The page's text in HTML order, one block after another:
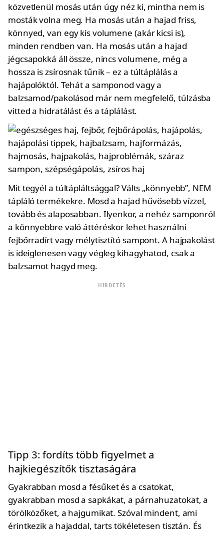
közvetlenül mosás után úgy néz ki, mintha nem is
mosták volna meg. Ha mosás után a hajad friss,
könnyed, van egy kis volumene (akár kicsi is),
minden rendben van. Ha mosás után a hajad
jégcsapokká áll össze, nincs volumene, még a
hossza is zsírosnak tűnik – ez a túltáplálás a
hajápolóktól. Tehát a samponod vagy a
balzsamod/pakolásod már nem megfelelő, túlzásba
vitted a hidratálást és a táplálást.
Mit tegyél a túltápláltsággal? Válts „könnyebb”, NEM
tápláló termékekre. Mosd a hajad hűvösebb vízzel,
tovább és alaposabban. Ilyenkor, a nehéz samponról
a könnyebbre való áttéréskor lehet használni
fejbőrradírt vagy mélytisztító sampont. A hajpakolást
is ideiglenesen vagy végleg kihagyhatod, csak a
balzsamot hagyd meg.
HIRDETÉS
Tipp 3: fordíts több figyelmet a
hajkiegészítők tisztaságára
Gyakrabban mosd a fésűket és a csatokat,
gyakrabban mosd a sapkákat, a párnahuzatokat, a
törölközőket, a hajgumikat. Szóval mindent, ami
érintkezik a hajaddal, tarts tökéletesen tisztán. És